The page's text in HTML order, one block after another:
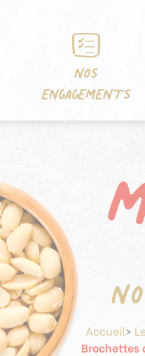
NOS
ENGAGEMENTS
Accueil>
Brochettes